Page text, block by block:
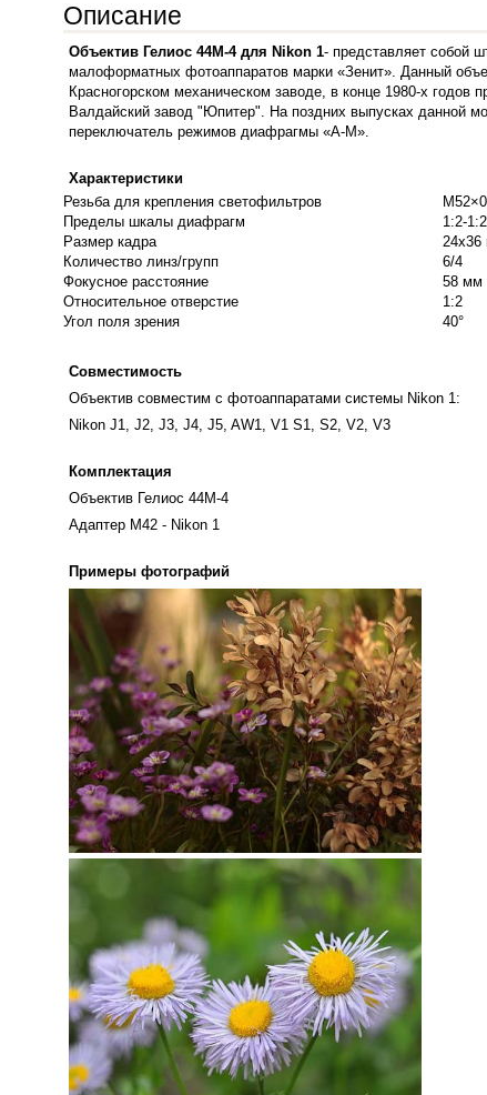
Описание
Объектив Гелиос 44М-4 для Nikon 1- представляет собой
малоформатных фотоаппаратов марки «Зенит». Данный
Красногорском механическом заводе, в конце 1980-х годов
Валдайский завод "Юпитер". На поздних выпусках данной
переключатель режимов диафрагмы «А-М».
Характеристики
Резьба для крепления светофильтров
Пределы шкалы диафрагм
1:2-
Размер кадра
24x36
Количество линз/групп
6/4
Фокусное расстояние
58 мм
Относительное отверстие
1:2
Угол поля зрения
40°
Совместимость
Объектив совместим с фотоаппаратами системы Nikon 1:
Nikon J1, J2, J3, J4, J5, AW1, V1 S1, S2, V2, V3
Комплектация
Объектив Гелиос 44М-4
Адаптер М42 - Nikon 1
Примеры фотографий